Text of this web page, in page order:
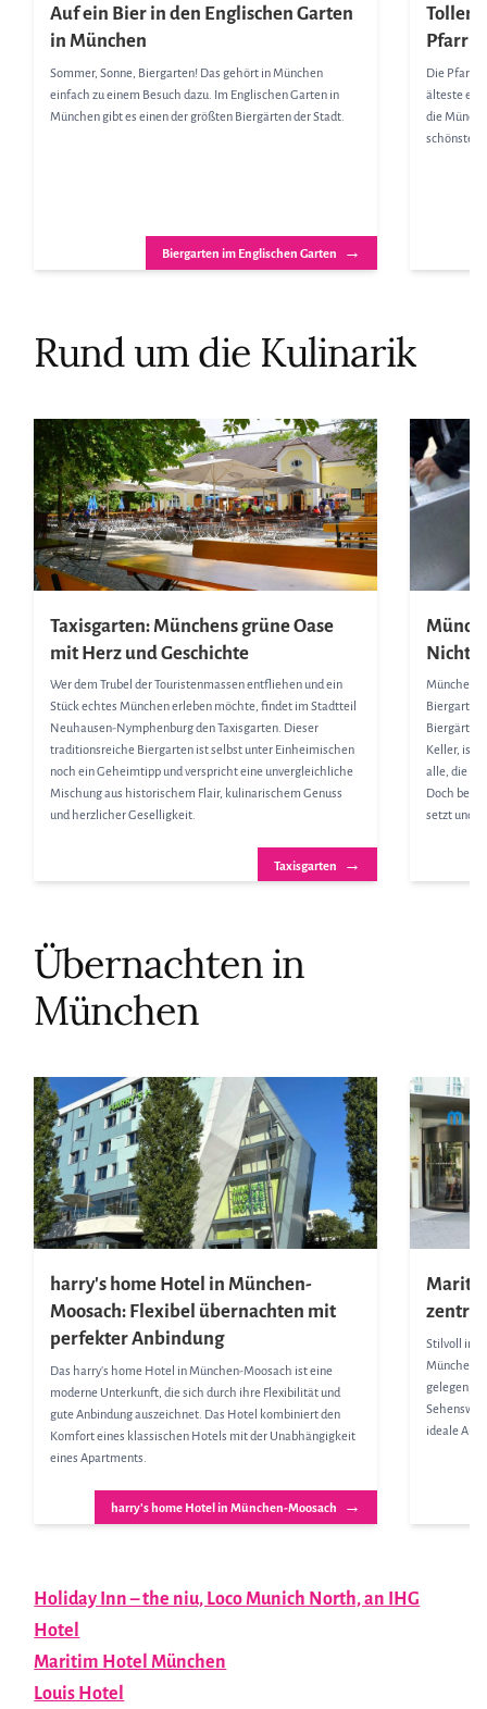
Auf ein Bier in den Englischen Garten
in München
Sommer, Sonne, Biergarten! Das gehört in München
einfach zu einem Besuch dazu. Im Englischen Garten in
München gibt es einen der größten Biergärten der Stadt.
Biergarten im Englischen Garten →
Toller
Die
älteste
die
schönsten
Rund um die Kulinarik
Taxisgarten: Münchens grüne Oase
mit Herz und Geschichte
Wer dem Trubel der Touristenmassen entfliehen und ein
Stück echtes München erleben möchte, findet im Stadtteil
Neuhausen-Nymphenburg den Taxisgarten. Dieser
traditionsreiche Biergarten ist selbst unter Einheimischen
noch ein Geheimtipp und verspricht eine unvergleichliche
Mischung aus historischem Flair, kulinarischem Genuss
und herzlicher Geselligkeit.
Taxisgarten →
Nicht-
München
Biergärten
Keller, ist
alle, die
Doch
setzt und
Übernachten in
München
harry's home Hotel in München-
Moosach: Flexibel übernachten mit
perfekter Anbindung
Das harry's home Hotel in München-Moosach ist eine
moderne Unterkunft, die sich durch ihre Flexibilität und
gute Anbindung auszeichnet. Das Hotel kombiniert den
Komfort eines klassischen Hotels mit der Unabhängigkeit
eines Apartments.
harry's home Hotel in München-Moosach →
zentral
Stilvoll in
München
gelegen,
ideale
Holiday Inn – the niu, Loco Munich North, an IHG
Hotel
Maritim Hotel München
Louis Hotel